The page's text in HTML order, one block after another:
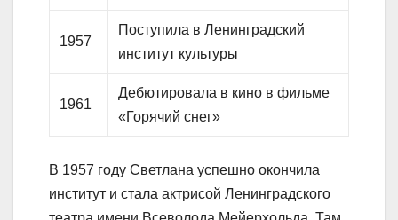
1957
Поступила в Ленинградский
институт культуры
1961
Дебютировала в кино в фильме
«Горячий снег»
В 1957 году Светлана успешно окончила
институт и стала актрисой Ленинградского